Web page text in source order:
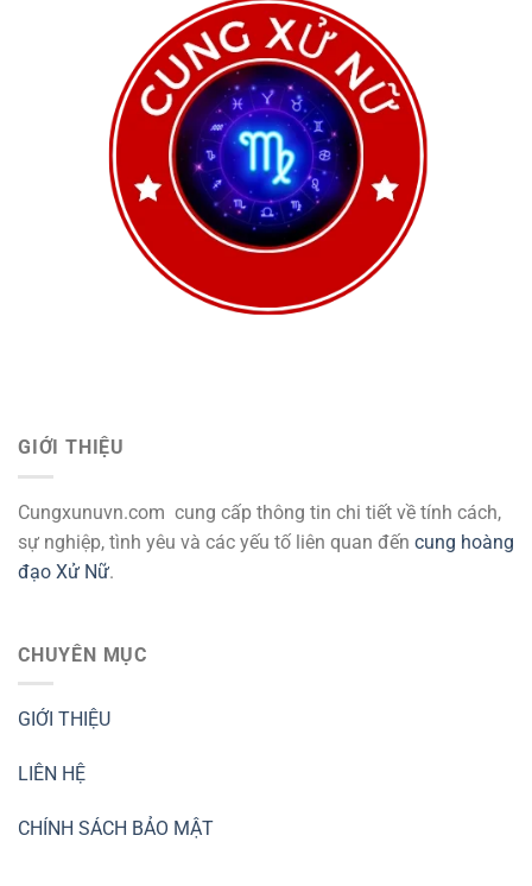
GIỚI THIỆU
Cungxunuvn.com cung cấp thông tin chi tiết về tính cách,
sự nghiệp, tình yêu và các yếu tố liên quan đến cung hoàng
đạo Xử Nữ.
CHUYÊN MỤC
GIỚI THIỆU
LIÊN HỆ
CHÍNH SÁCH BẢO MẬT